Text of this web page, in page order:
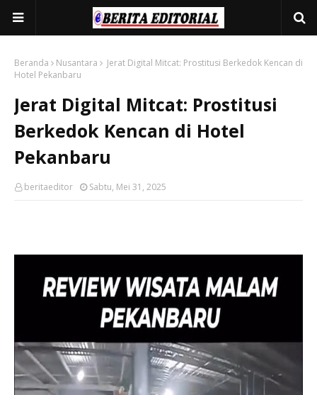
Beranda Nusantara
Jerat Digital Mitcat: Prostitusi Berkedok Kencan di
Hotel Pekanbaru
Jerat Digital Mitcat: Prostitusi
Berkedok Kencan di Hotel
Pekanbaru
beritaeditor Sabtu, Mei 31, 2025